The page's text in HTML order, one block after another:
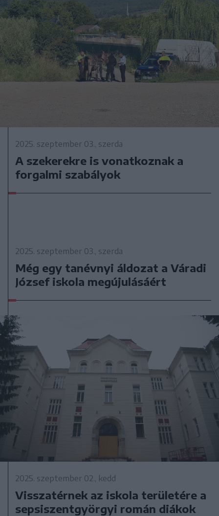
2025. szeptember 03., szerda
A szekerekre is vonatkoznak a
forgalmi szabályok
2025. szeptember 03., szerda
Még egy tanévnyi áldozat a Váradi
József iskola megújulásáért
2025. szeptember 02., kedd
Visszatérnek az iskola területére a
sepsiszentgyörgyi román diákok